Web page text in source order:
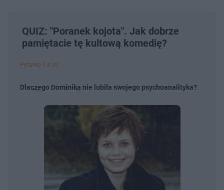
QUIZ: "Poranek kojota". Jak dobrze
pamiętacie tę kultową komedię?
Pytanie 1 z 10
Dlaczego Dominika nie lubiła swojego psychoanalityka?